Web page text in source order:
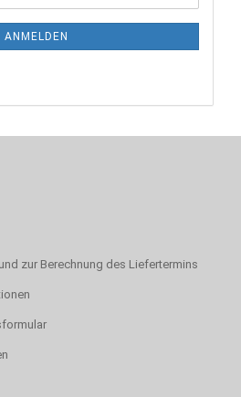
ANMELDEN
zur Berechnung des Liefertermins